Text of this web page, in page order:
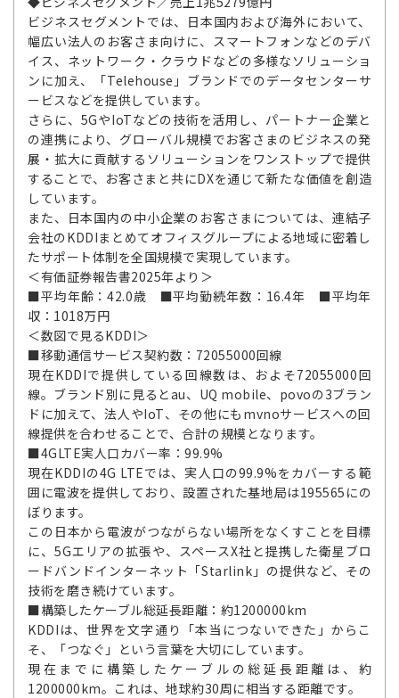
ビジネスセグメントでは、日本国内および海外において、
幅広い法人のお客さま向けに、スマートフォンなどのデバ
イス、ネットワーク・クラウドなどの多様なソリューショ
ンに加え、「Telehouse」ブランドでのデータセンターサ
ービスなどを提供しています。
さらに、5GやIoTなどの技術を活用し、パートナー企業と
の連携により、グローバル規模でお客さまのビジネスの発
展・拡大に貢献するソリューションをワンストップで提供
することで、お客さまと共にDXを通じて新たな価値を創造
しています。
また、日本国内の中小企業のお客さまについては、連結子
会社のKDDIまとめてオフィスグループによる地域に密着し
たサポート体制を全国規模で実現しています。
＜有価証券報告書2025年より＞
■平均年齢：42.0歳 ■平均勤続年数：16.4年 ■平均年
収：1018万円
＜数図で見るKDDI＞
■移動通信サービス契約数：72055000回線
現在KDDIで提供している回線数は、およそ72055000回
線。ブランド別に見るとau、UQ mobile、povoの3ブラン
ドに加えて、法人やIoT、その他にもmvnoサービスへの回
線提供を合わせることで、合計の規模となります。
■4GLTE実人口カバー率：99.9%
現在KDDIの4G LTEでは、実人口の99.9%をカバーする範
囲に電波を提供しており、設置された基地局は195565にの
ぼります。
この日本から電波がつながらない場所をなくすことを目標
に、5Gエリアの拡張や、スペースX社と提携した衛星ブロ
ードバンドインターネット「Starlink」の提供など、その
技術を磨き続けています。
■構築したケーブル総延長距離：約1200000km
KDDIは、世界を文字通り「本当につないできた」からこ
そ、「つなぐ」という言葉を大切にしています。
現在までに構築したケーブルの総延長距離は、約
1200000km。これは、地球約30周に相当する距離です。